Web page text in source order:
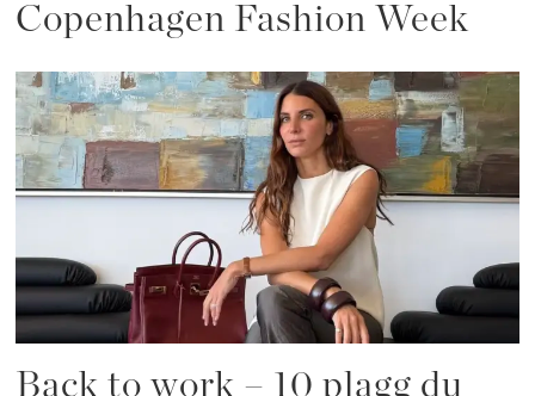
Copenhagen Fashion Week
Back to work – 10 plagg du